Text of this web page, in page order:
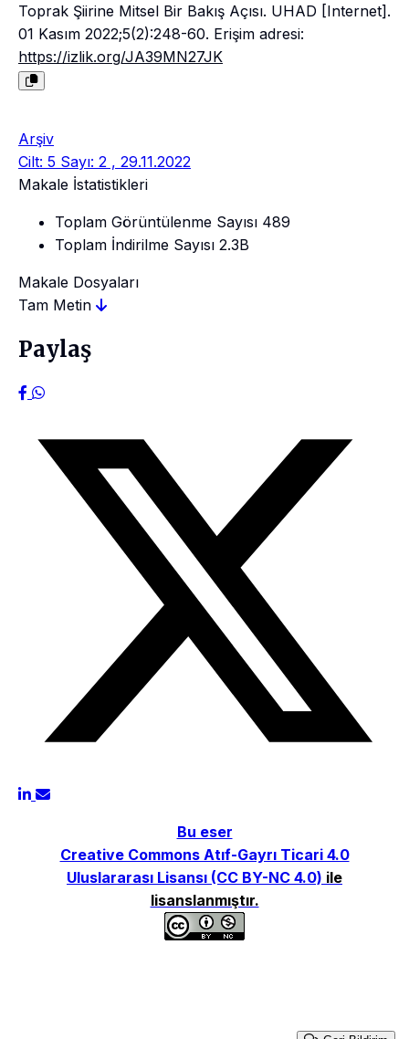
Toprak Şiirine Mitsel Bir Bakış Açısı. UHAD [Internet].
01 Kasım 2022;5(2):248-60. Erişim adresi:
https://izlik.org/JA39MN27JK
Arşiv
Cilt: 5 Sayı: 2 , 29.11.2022
Makale İstatistikleri
Toplam Görüntülenme Sayısı 489
Toplam İndirilme Sayısı 2.3B
Makale Dosyaları
Tam Metin
Paylaş
Bu eser
Creative Commons Atıf-Gayrı Ticari 4.0
Uluslararası Lisansı (CC BY-NC 4.0) ile
lisanslanmıştır.